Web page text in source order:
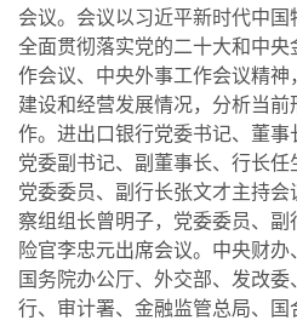
会议。会议以习近平新时代中国
全面贯彻落实党的二十大和中
作会议、中央外事工作会议精神
建设和经营发展情况，分析当前
作。进出口银行党委书记、董事
党委副书记、副董事长、行长任
党委委员、副行长张文才主持
察组组长曾明子，党委委员、
险官李忠元出席会议。中央财办
国务院办公厅、外交部、发改
行、审计署、金融监管总局、国